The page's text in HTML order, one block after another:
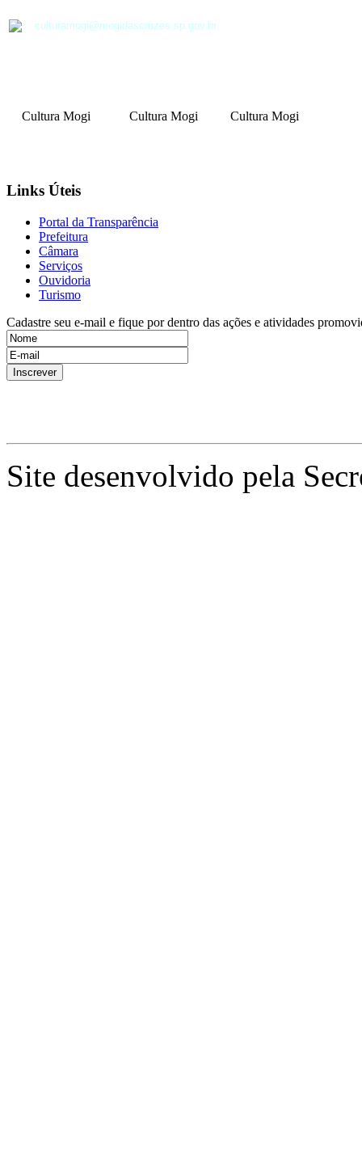
culturamogi@mogidascruzes.sp.gov.br
Cultura Mogi Cultura Mogi Cultura Mogi
Links Úteis
Portal da Transparência
Prefeitura
Câmara
Serviços
Ouvidoria
Turismo
Cadastre seu e-mail e fique por dentro das ações e atividades
Site desenvolvido pela